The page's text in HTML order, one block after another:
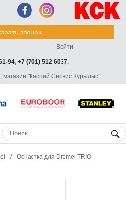
звонок
94, +7 (701) 512 6037,
магазин "Каспий Сервис Курылыс"
Войти
/ Оснастка для Dremel TRIO